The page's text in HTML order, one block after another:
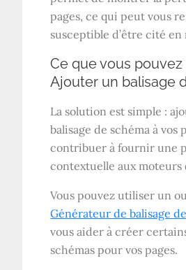
pages, ce qui peut vous
susceptible d’être cité en
Ce que vous pouvez
Ajouter un balisage
La solution est simple :
balisage de schéma à vos
contribuer à fournir une
contextuelle aux moteurs
Vous pouvez utiliser un
Générateur de balisage
vous aider à créer
schémas pour vos pages.